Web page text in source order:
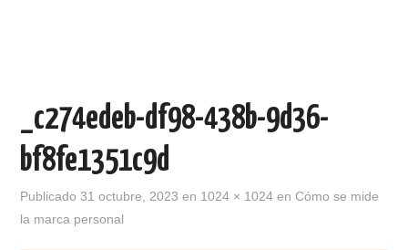
_c274edeb-df98-438b-9d36-
bf8fe1351c9d
Publicado31 octubre, 2023 en 1024 × 1024 enCómo se mide
la marca personal